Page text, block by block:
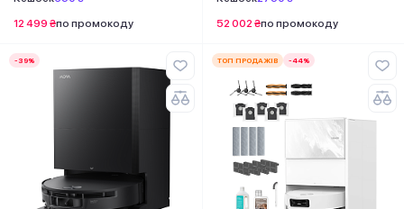
12 499 ₴по промокоду
52 002 ₴по промокоду
-39% ТОП ПРОДАЖІВ -44%